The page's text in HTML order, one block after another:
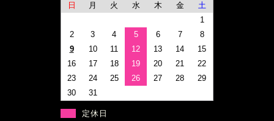
日
月 火 水 木 金
土
1
2
3 4 5 6 7
8
9
10 11 12 13 14
15
16
17 18 19 20 21
22
23
24 25 26 27 28
29
30
31
定休日